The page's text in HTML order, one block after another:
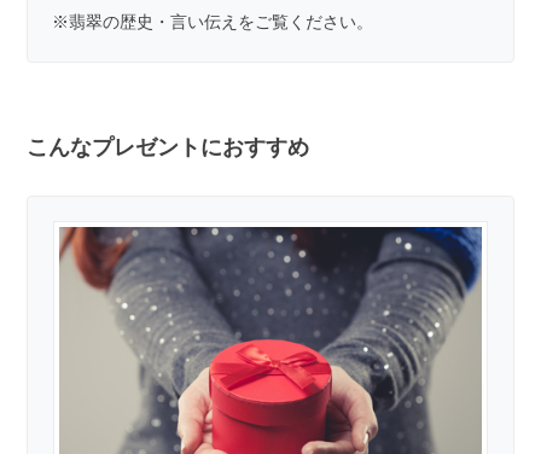
※翡翠の歴史・言い伝え をご覧ください。
こんなプレゼントにおすすめ